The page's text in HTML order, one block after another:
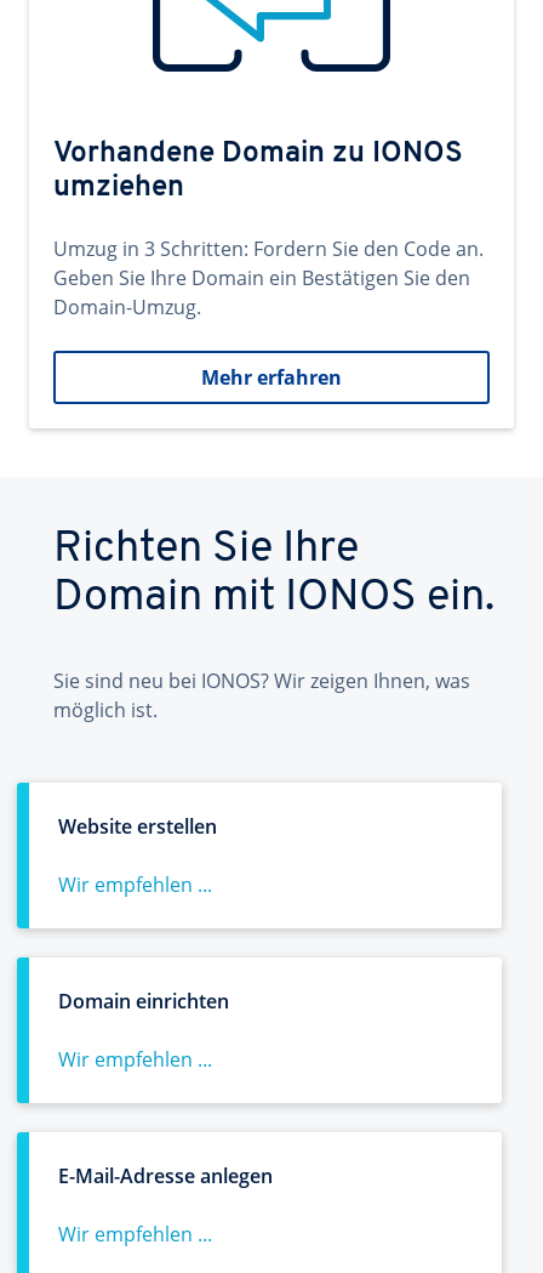
Vorhandene Domain zu IONOS
umziehen
Umzug in 3 Schritten: Fordern Sie den Code an.
Geben Sie Ihre Domain ein Bestätigen Sie den
Domain-Umzug.
Mehr erfahren
Richten Sie Ihre
Domain mit IONOS ein.
Sie sind neu bei IONOS? Wir zeigen Ihnen, was
möglich ist.
Website erstellen
Wir empfehlen ...
Domain einrichten
Wir empfehlen ...
E-Mail-Adresse anlegen
Wir empfehlen ...